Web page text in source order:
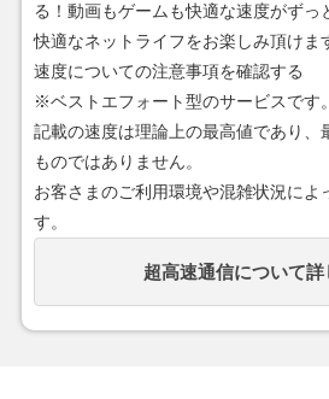
る！動画もゲームも快適な速度がずっ
快適なネットライフをお楽しみ頂けま
速度についての注意事項を確認する
※ベストエフォート型のサービスです。
記載の速度は理論上の最高値であり、
ものではありません。
お客さまのご利用環境や混雑状況によ
す。
超高速通信について詳